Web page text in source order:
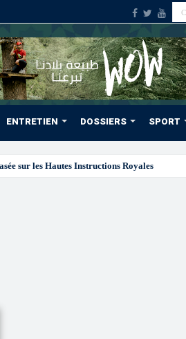
ENTRETIEN DOSSIERS SPORT